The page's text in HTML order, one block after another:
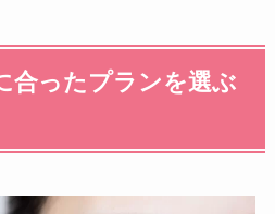
合ったプランを選ぶ